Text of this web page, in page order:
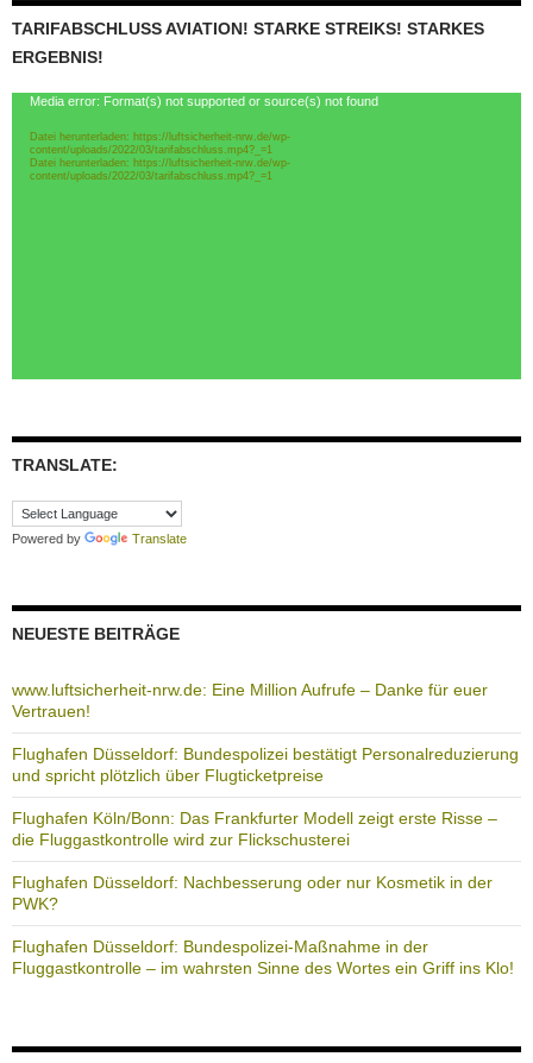
TARIFABSCHLUSS AVIATION! STARKE STREIKS! STARKES
ERGEBNIS!
Video-
Media error: Format(s) not supported or source(s) not found
Datei herunterladen: https://luftsicherheit-nrw.de/wp-
content/uploads/2022/03/tarifabschluss.mp4?_=1
Datei herunterladen: https://luftsicherheit-nrw.de/wp-
content/uploads/2022/03/tarifabschluss.mp4?_=1
TRANSLATE:
Powered by Translate
NEUESTE BEITRÄGE
www.luftsicherheit-nrw.de: Eine Million Aufrufe – Danke für euer
Vertrauen!
Flughafen Düsseldorf: Bundespolizei bestätigt Personalreduzierung
und spricht plötzlich über Flugticketpreise
Flughafen Köln/Bonn: Das Frankfurter Modell zeigt erste Risse –
die Fluggastkontrolle wird zur Flickschusterei
Flughafen Düsseldorf: Nachbesserung oder nur Kosmetik in der
PWK?
Flughafen Düsseldorf: Bundespolizei-Maßnahme in der
Fluggastkontrolle – im wahrsten Sinne des Wortes ein Griff ins Klo!